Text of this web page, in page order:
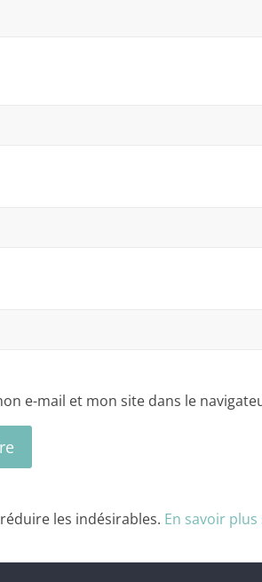
e-mail et mon site dans le
les indésirables. En savoir